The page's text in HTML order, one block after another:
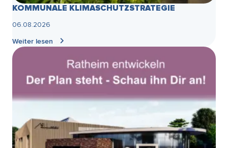
KOMMUNALE KLIMASCHUTZSTRATEGIE
06.08.2026
Weiter lesen